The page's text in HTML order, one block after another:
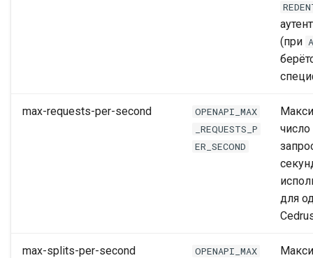
(при
max-requests-per-second
OPENAPI_MAX
_REQUESTS_P
ER_SECOND
число
для
max-splits-per-second
OPENAPI_MAX